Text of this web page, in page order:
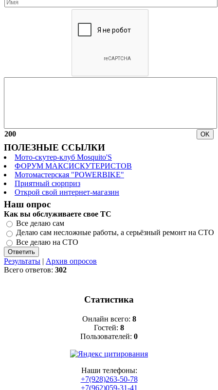
200
ПОЛЕЗНЫЕ ССЫЛКИ
Мото-скутер-клуб Mosquito'S
ФОРУМ МАКСИСКУТЕРИСТОВ
Мотомастерская "POWERBIKE"
Приятный сюрприз
Открой свой интернет-магазин
Наш опрос
Как вы обслуживаете свое ТС
Все делаю сам
Делаю сам несложные работы, а серьёзный ремонт на СТО
Все делаю на СТО
Результаты | Архив опросов
Всего ответов: 302
Статистика
Онлайн всего: 8
Гостей: 8
Пользователей: 0
Наши телефоны:
+7(928)263-50-78
+7(962)059-31-41